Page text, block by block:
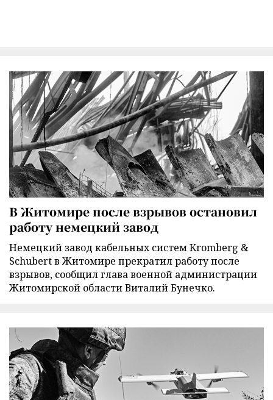
В Житомире после взрывов остановил
работу немецкий завод
Немецкий завод кабельных систем Kromberg &
Schubert в Житомире прекратил работу после
взрывов, сообщил глава военной администрации
Житомирской области Виталий Бунечко.